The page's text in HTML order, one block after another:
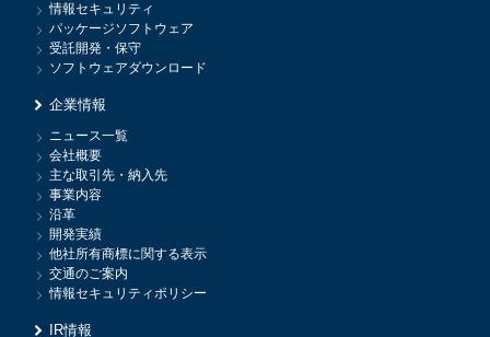
情報セキュリティ
パッケージソフトウェア
受託開発・保守
ソフトウェアダウンロード
企業情報
ニュース一覧
会社概要
主な取引先・納入先
事業内容
沿革
開発実績
他社所有商標に関する表示
交通のご案内
情報セキュリティポリシー
IR情報